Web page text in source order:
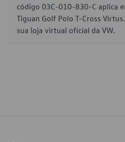
código 03C-010-830-C aplica
Tiguan Golf Polo T-Cross
sua loja virtual oficial da VW.